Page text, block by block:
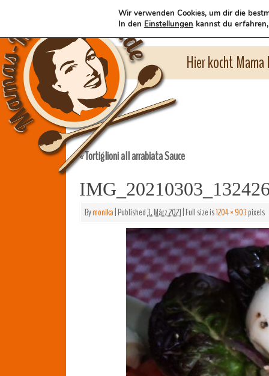
Hier kocht
«Tortiglioni all arrabiata Sauce
Bymonika|Published3. März 2021|Full size is1204 × 903pixels
Wir verwenden Cookies, um dir die
In den Einstellungen kannst du